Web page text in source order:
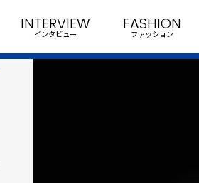
INTERVIEW
インタビュー
FASHION
ファッション